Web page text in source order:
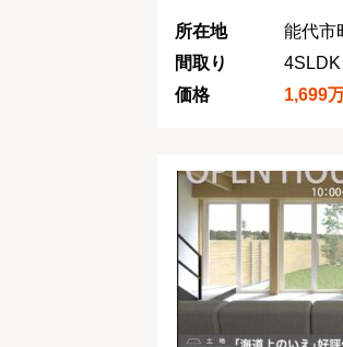
所在地
能代市
間取り
4SLDK
価格
1,699